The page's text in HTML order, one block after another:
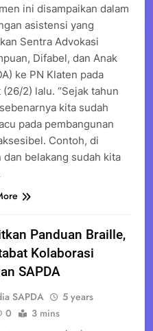
ini disampaikan dalam
asistensi yang
Sentra Advokasi
Difabel, dan Anak
ke PN Klaten pada
(26/2) lalu. “Sejak tahun
kita sudah
pada pembangunan
Contoh, di
dan belakang sudah kita
Panduan Braille,
Kolaborasi
SAPDA
SAPDA
5 years
0 3 mins